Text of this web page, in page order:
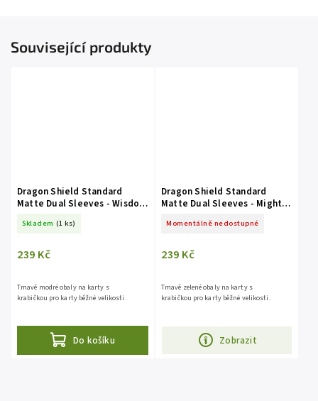
Související produkty
Dragon Shield Standard
Matte Dual Sleeves - Wisdom
Skladem (1 ks)
239 Kč
Do košíku
Tmavě modré obaly na karty s
krabičkou pro karty běžné velikosti.
Dragon Shield Standard
Matte Dual Sleeves - Might
Momentálně nedostupné
239 Kč
Zobrazit
Tmavě zelené obaly na karty s
krabičkou pro karty běžné velikosti.